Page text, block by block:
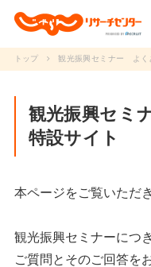
新着情報
調査データ
研究冊子
トップ 観光振興セミナー よ
観光振興セ
特設サイト
本ページをご覧いただ
観光振興セミナーにつ
ご質問とそのご回答を